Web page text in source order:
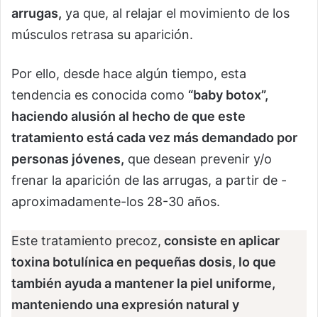
arrugas, ya que, al relajar el movimiento de los
músculos retrasa su aparición.
Por ello, desde hace algún tiempo, esta
tendencia es conocida como “baby botox”,
haciendo alusión al hecho de que este
tratamiento está cada vez más demandado por
personas jóvenes, que desean prevenir y/o
frenar la aparición de las arrugas, a partir de -
aproximadamente-los 28-30 años.
Este tratamiento precoz, consiste en aplicar
toxina botulínica en pequeñas dosis, lo que
también ayuda a mantener la piel uniforme,
manteniendo una expresión natural y